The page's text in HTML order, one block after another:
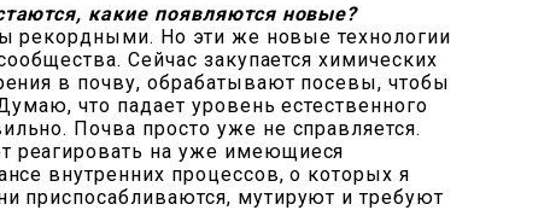
какие появляются новые?
рекордными. Но эти же новые технологии
Сейчас закупается химических
в почву, обрабатывают посевы, чтобы
что падает уровень естественного
Почва просто уже не справляется.
реагировать на уже имеющиеся
внутренних процессов, о которых я
приспосабливаются, мутируют и требуют